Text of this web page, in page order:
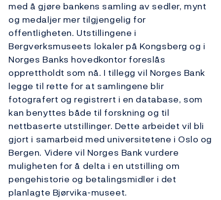
med å gjøre bankens samling av sedler, mynt
og medaljer mer tilgjengelig for
offentligheten. Utstillingene i
Bergverksmuseets lokaler på Kongsberg og i
Norges Banks hovedkontor foreslås
opprettholdt som nå. I tillegg vil Norges Bank
legge til rette for at samlingene blir
fotografert og registrert i en database, som
kan benyttes både til forskning og til
nettbaserte utstillinger. Dette arbeidet vil bli
gjort i samarbeid med universitetene i Oslo og
Bergen. Videre vil Norges Bank vurdere
muligheten for å delta i en utstilling om
pengehistorie og betalingsmidler i det
planlagte Bjørvika-museet.